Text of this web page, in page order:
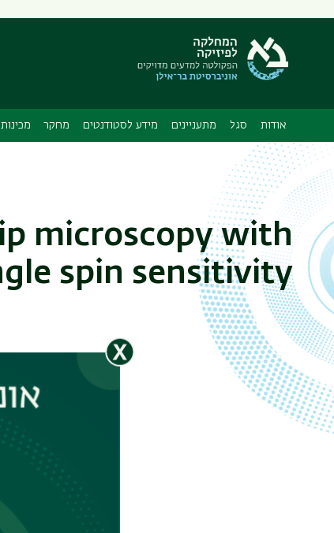
תפריט
משני
אודות סגל מתעניינים מידע לסטודנטים מחקר מכינות
microscopy with
spin sensitivity